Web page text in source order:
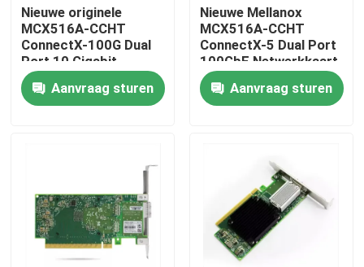
Nieuws
Nvidia AI-producten
de Module van 100G QSFP28
de Module van 25G SFP28
Nieuwe originele
MCX516A-CCHT
ConnectX-100G Dual
Port 10 Gigabit
Ethernet Card
MCX516A-CDAT
Aanvraag sturen
Nieuwe Mellanox
MCX516A-CCHT
ConnectX-5 Dual Port
100GbE Netwerkkaart
Adapterkaart
Aanvraag sturen